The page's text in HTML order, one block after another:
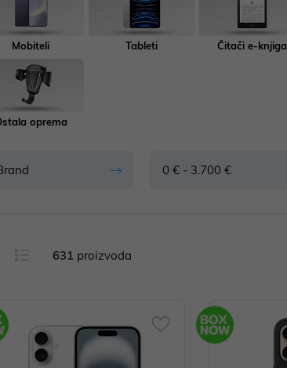
Mobiteli Tableti Čitači e-knjiga
oprema
0 € - 3.700 €
631 proizvoda